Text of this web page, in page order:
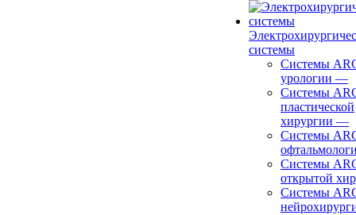
системы
Системы
урологии —
Системы
пластической
хирургии —
Системы
Системы
открытой
Системы